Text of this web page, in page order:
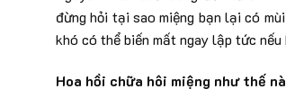
đừng hỏi tại sao miệng bạn lại có
khó có thể biến mất ngay lập tức
Hoa hồi chữa hôi miệng như thế